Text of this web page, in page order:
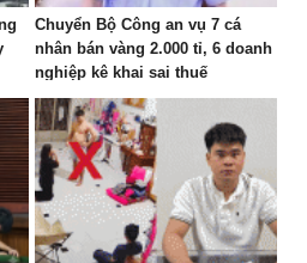
Chuyển Bộ Công an vụ 7 cá
nhân bán vàng 2.000 tỉ, 6 doanh
nghiệp kê khai sai thuế